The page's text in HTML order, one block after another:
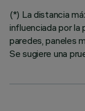
(*) La distancia
influenciada por
paredes, paneles
Se sugiere una